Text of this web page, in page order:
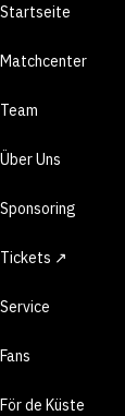
Startseite
Matchcenter
Team
Über Uns
Sponsoring
Tickets ↗
Service
Fans
För de Küste